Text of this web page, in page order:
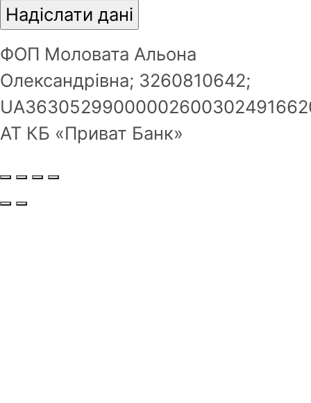
Зареєструватись
ФОП Моловата Альона
Олександрівна; 3260810642;
АТ КБ «Приват Банк»